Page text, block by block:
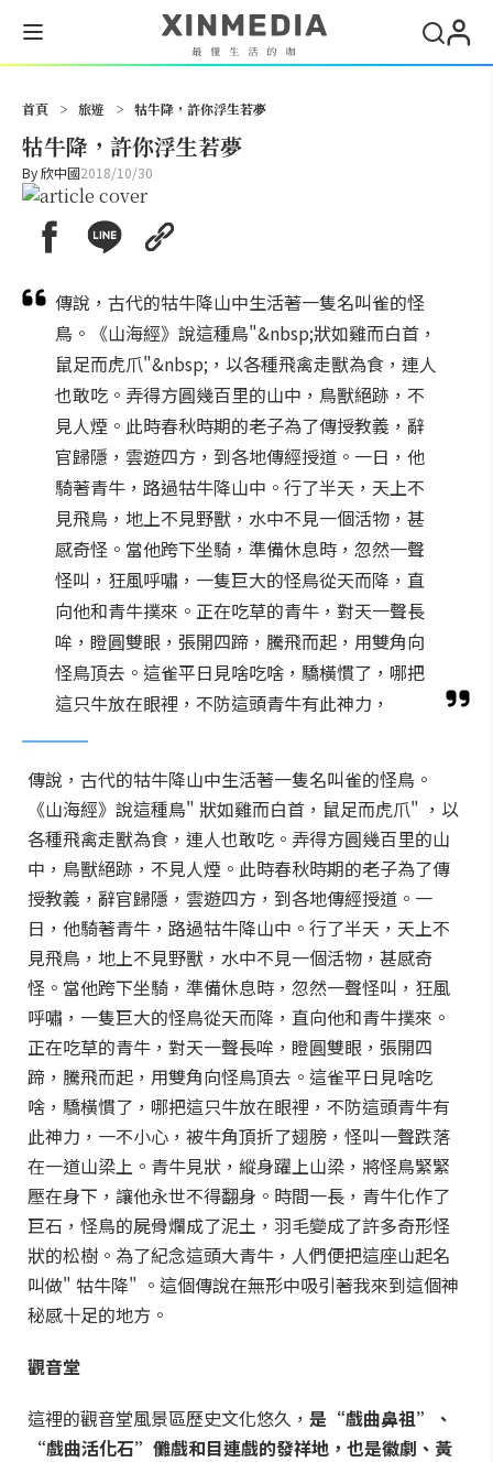
首頁 > 旅遊 > 牯牛降，許你浮生若夢
牯牛降，許你浮生若夢
By欣中國2018/10/30
傳說，古代的牯牛降山中生活著一隻名叫雀的怪
鳥。《山海經》說這種鳥"&nbsp;狀如雞而白首，
鼠足而虎爪"&nbsp;，以各種飛禽走獸為食，連人
也敢吃。弄得方圓幾百里的山中，鳥獸絕跡，不
見人煙。此時春秋時期的老子為了傳授教義，辭
官歸隱，雲遊四方，到各地傳經授道。一日，他
騎著青牛，路過牯牛降山中。行了半天，天上不
見飛鳥，地上不見野獸，水中不見一個活物，甚
感奇怪。當他跨下坐騎，準備休息時，忽然一聲
怪叫，狂風呼嘯，一隻巨大的怪鳥從天而降，直
向他和青牛撲來。正在吃草的青牛，對天一聲長
哞，瞪圓雙眼，張開四蹄，騰飛而起，用雙角向
怪鳥頂去。這雀平日見啥吃啥，驕橫慣了，哪把
這只牛放在眼裡，不防這頭青牛有此神力，
傳說，古代的牯牛降山中生活著一隻名叫雀的怪鳥。
《山海經》說這種鳥" 狀如雞而白首，鼠足而虎爪" ，以
各種飛禽走獸為食，連人也敢吃。弄得方圓幾百里的山
中，鳥獸絕跡，不見人煙。此時春秋時期的老子為了傳
授教義，辭官歸隱，雲遊四方，到各地傳經授道。一
日，他騎著青牛，路過牯牛降山中。行了半天，天上不
見飛鳥，地上不見野獸，水中不見一個活物，甚感奇
怪。當他跨下坐騎，準備休息時，忽然一聲怪叫，狂風
呼嘯，一隻巨大的怪鳥從天而降，直向他和青牛撲來。
正在吃草的青牛，對天一聲長哞，瞪圓雙眼，張開四
蹄，騰飛而起，用雙角向怪鳥頂去。這雀平日見啥吃
啥，驕橫慣了，哪把這只牛放在眼裡，不防這頭青牛有
此神力，一不小心，被牛角頂折了翅膀，怪叫一聲跌落
在一道山梁上。青牛見狀，縱身躍上山梁，將怪鳥緊緊
壓在身下，讓他永世不得翻身。時間一長，青牛化作了
巨石，怪鳥的屍骨爛成了泥土，羽毛變成了許多奇形怪
狀的松樹。為了紀念這頭大青牛，人們便把這座山起名
叫做" 牯牛降" 。這個傳說在無形中吸引著我來到這個神
秘感十足的地方。
觀音堂
這裡的觀音堂風景區歷史文化悠久， 是“戲曲鼻祖”、
“戲曲活化石”儺戲和目連戲的發祥地，也是徽劇、黃